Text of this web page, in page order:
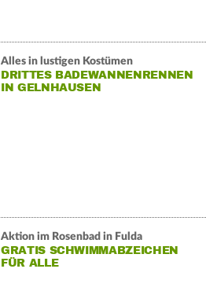
Alles in lustigen Kostümen
DRITTES BADEWANNENRENNEN
IN GELNHAUSEN
Aktion im Rosenbad in Fulda
GRATIS SCHWIMMABZEICHEN
FÜR ALLE